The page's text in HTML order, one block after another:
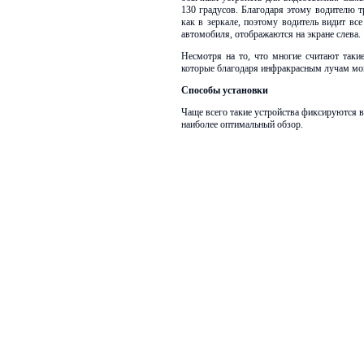
130 градусов. Благодаря этому водителю
как в зеркале, поэтому водитель видит
автомобиля, отображаются на экране слева.
Несмотря на то, что многие считают
которые благодаря инфракрасным лучам
Способы установки
Чаще всего такие устройства фиксируются
наиболее оптимальный обзор.